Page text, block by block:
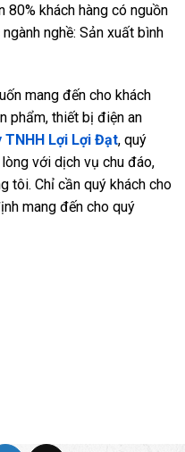
khách hàng có nguồn
nghề: Sản xuất bình
mang đến cho khách
phẩm, thiết bị điện an
TNHH Lợi Lợi Đạt, quý
với dịch vụ chu đáo,
tôi. Chỉ cần quý khách cho
mang đến cho quý